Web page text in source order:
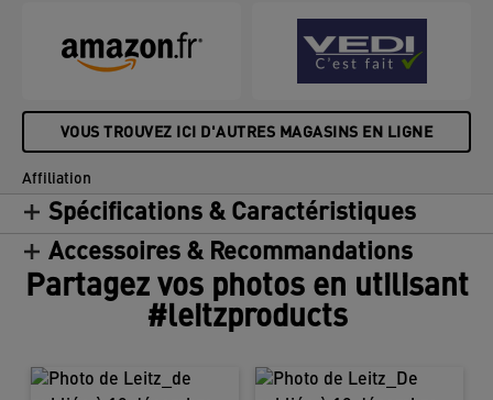
VOUS TROUVEZ ICI D'AUTRES MAGASINS EN LIGNE
Affiliation
Spécifications & Caractéristiques
Accessoires & Recommandations
Partagez vos photos en utilisant
#leitzproducts